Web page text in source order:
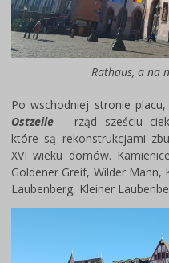
Rathaus, a na
Po wschodniej stronie
Ostzeile – rząd sześciu
które są rekonstrukcjami
XVI wieku domów.
Goldener Greif, Wilder Mann,
Laubenberg, Kleiner